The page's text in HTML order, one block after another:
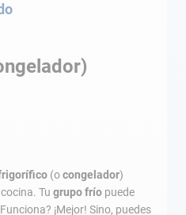
(ocongelador)
Tu grupo frío puede
¡Mejor! Sino, puedes